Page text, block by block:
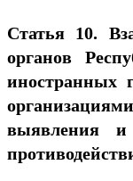
Статья 10.
органов
иностранных
выявления и